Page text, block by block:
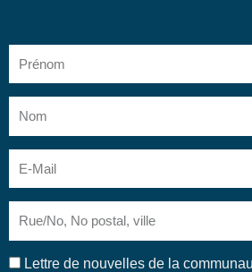
Mail
AboLettre de nouvelles de la